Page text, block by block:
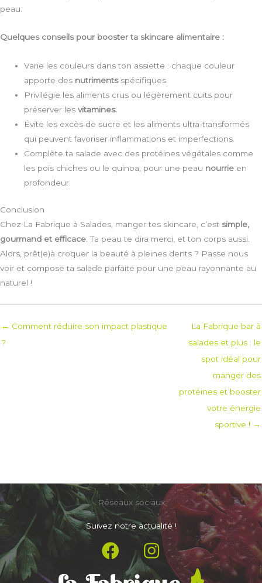
peau.
Quelques conseils pour booster ta skincare alimentaire :
Varie les couleurs dans ton assiette : chaque couleur
apporte des nutrimentsspécifiques.
Privilégie les aliments crus ou légèrement cuits pour
préserver lesvitamines.
Évite les excès de sucre et les aliments ultra-transformés
qui peuvent favoriser inflammations et imperfections.
Complète ta salade avec des protéines végétales comme
les pois chiches ou le quinoa, pour une peau nourrie en
profondeur.
Conclusion
Chez La Fabrique à Salades, manger tes skincare, c’est simple,
gourmand et efficace . Ta peau te dira merci, et ton corps aussi.
Alors, prêt(e)à croquer la beauté à pleines dents ? Passe nous
voir et compose ta salade parfaite pour une peau rayonnante au
naturel !
← Comment réduire son impact plastique
?
La Fabrique bar à
salades et plus : le
spot idéal pour
manger des
protéines et booster
votre énergie
sportive ! →
Réseaux sociaux
Suivez notre actualité !